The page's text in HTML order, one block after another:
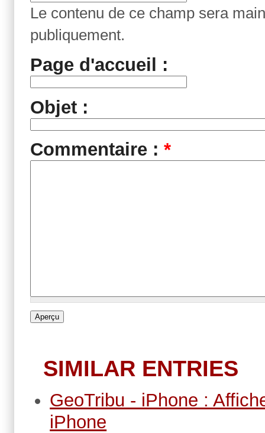
Le contenu de ce champ sera
publiquement.
Page d'accueil :
Objet :
Commentaire : *
SIMILAR ENTRIES
GeoTribu - iPhone :
iPhone